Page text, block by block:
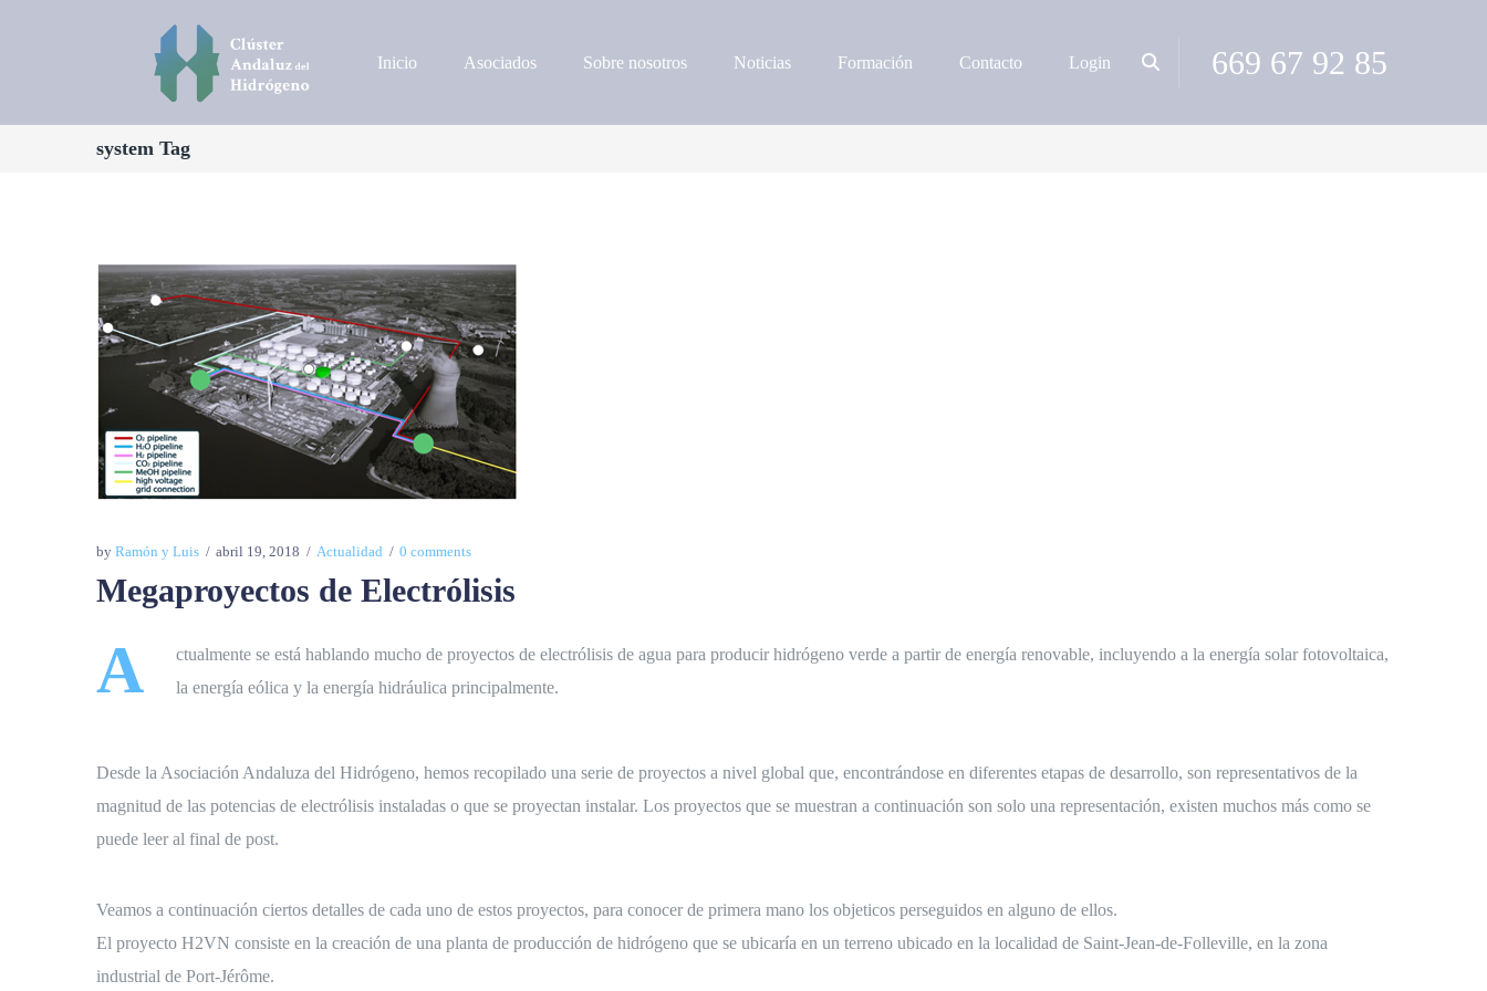
Inicio Asociados Sobre nosotros Noticias Formación Contacto Login 669 67 92 85
system Tag
by Ramón y Luis abril 19, 2018 Actualidad 0 comments
Megaproyectos de Electrólisis
A
ctualmente se está hablando mucho de proyectos de electrólisis de agua para producir hidrógeno verde a partir de energía renovable, incluyendo a la energía solar fotovoltaica,
la energía eólica y la energía hidráulica principalmente.
Desde la Asociación Andaluza del Hidrógeno, hemos recopilado una serie de proyectos a nivel global que, encontrándose en diferentes etapas de desarrollo, son representativos de la
magnitud de las potencias de electrólisis instaladas o que se proyectan instalar. Los proyectos que se muestran a continuación son solo una representación, existen muchos más como se
puede leer al final de post.
Veamos a continuación ciertos detalles de cada uno de estos proyectos, para conocer de primera mano los objeticos perseguidos en alguno de ellos.
El proyecto H2VN consiste en la creación de una planta de producción de hidrógeno que se ubicaría en un terreno ubicado en la localidad de Saint-Jean-de-Folleville, en la zona
industrial de Port-Jérôme.